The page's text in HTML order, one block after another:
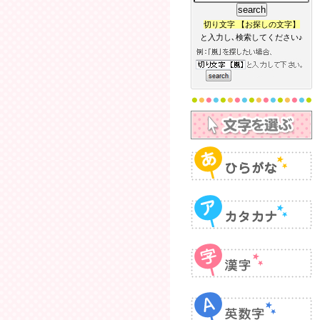
切り文字 【お探しの文字】
と入力し､検索してください♪